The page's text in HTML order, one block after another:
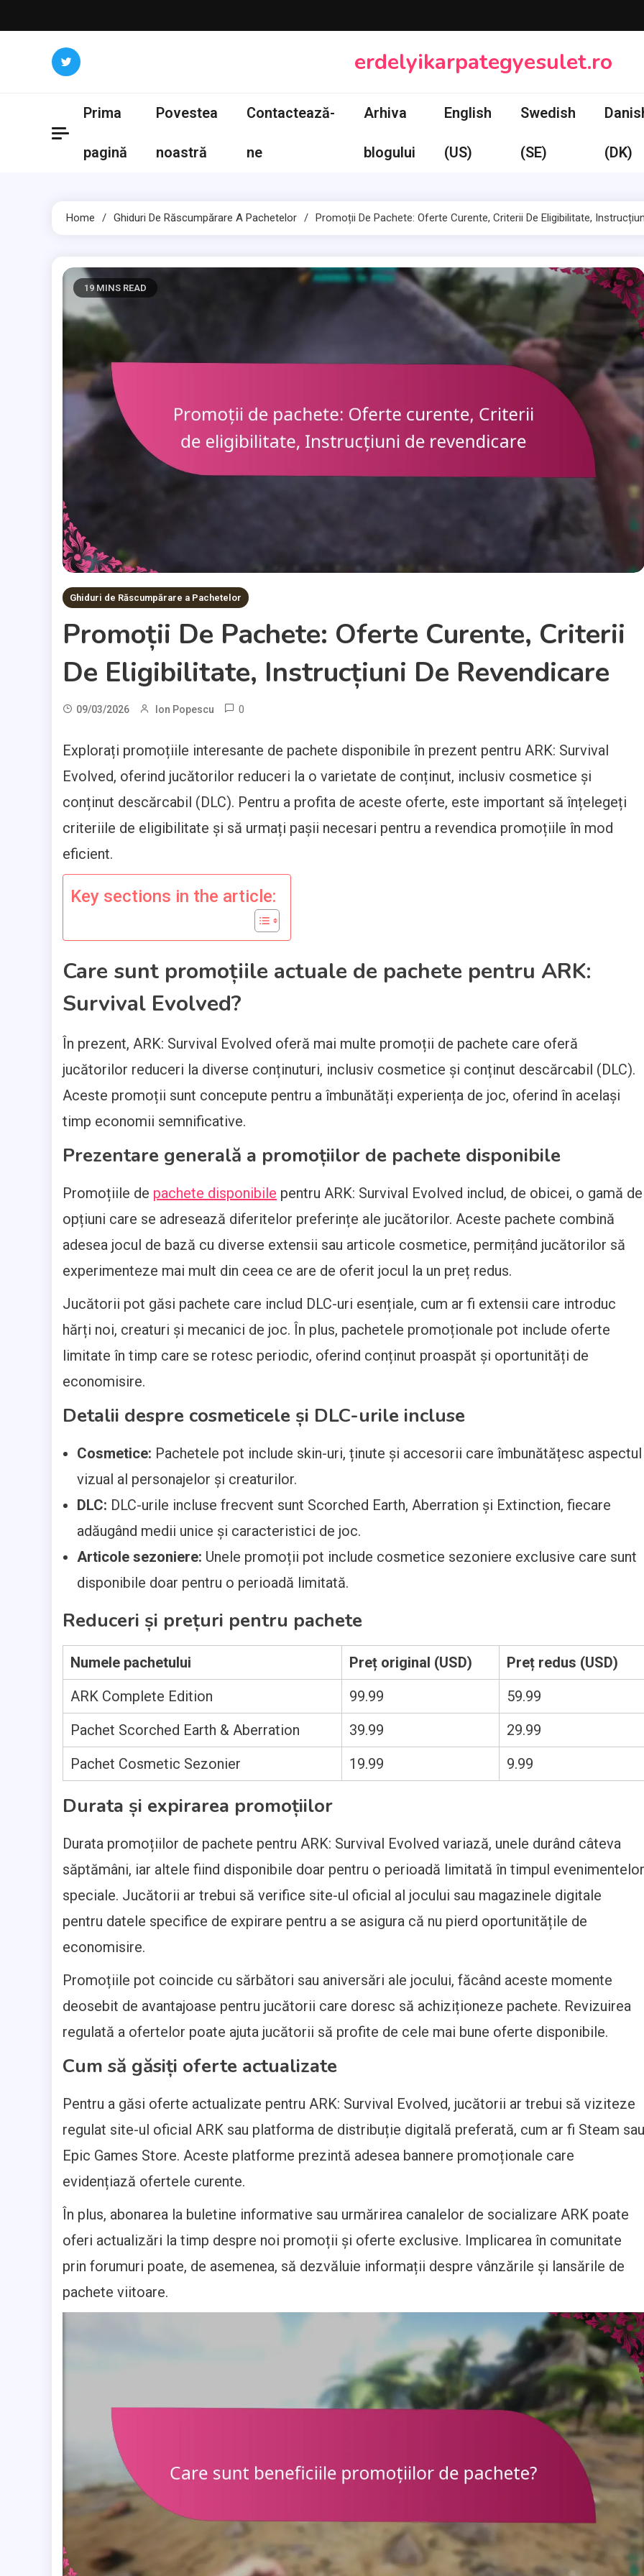
to
erdelyikarpategyesulet.ro
Prima
pagină
Povestea
noastră
Contactează-
ne
Arhiva
blogului
English
(US)
Swedish
(SE) (DK)
Home Ghiduri De Răscumpărare A Pachetelor Promoții De Pachete: Oferte Curente, Criterii De Eligibilitate,
19 MINS READ
Ghiduri de Răscumpărare a Pachetelor
Promoții De Pachete: Oferte Curente, Criterii
De Eligibilitate, Instrucțiuni De Revendicare
09/03/2026 Ion Popescu 0
Explorați promoțiile interesante de pachete disponibile în prezent pentru ARK: Survival
Evolved, oferind jucătorilor reduceri la o varietate de conținut, inclusiv cosmetice și
conținut descărcabil (DLC). Pentru a profita de aceste oferte, este important să înțelegeți
criteriile de eligibilitate și să urmați pașii necesari pentru a revendica promoțiile în mod
eficient.
Key sections in the article:
Care sunt promoțiile actuale de pachete pentru ARK:
Survival Evolved?
În prezent, ARK: Survival Evolved oferă mai multe promoții de pachete care oferă
jucătorilor reduceri la diverse conținuturi, inclusiv cosmetice și conținut descărcabil (DLC).
Aceste promoții sunt concepute pentru a îmbunătăți experiența de joc, oferind în același
timp economii semnificative.
Prezentare generală a promoțiilor de pachete disponibile
Promoțiile de pachete disponibile pentru ARK: Survival Evolved includ, de obicei, o gamă de
opțiuni care se adresează diferitelor preferințe ale jucătorilor. Aceste pachete combină
adesea jocul de bază cu diverse extensii sau articole cosmetice, permițând jucătorilor să
experimenteze mai mult din ceea ce are de oferit jocul la un preț redus.
Jucătorii pot găsi pachete care includ DLC-uri esențiale, cum ar fi extensii care introduc
hărți noi, creaturi și mecanici de joc. În plus, pachetele promoționale pot include oferte
limitate în timp care se rotesc periodic, oferind conținut proaspăt și oportunități de
economisire.
Detalii despre cosmeticele și DLC-urile incluse
Cosmetice: Pachetele pot include skin-uri, ținute și accesorii care îmbunătățesc aspectul
vizual al personajelor și creaturilor.
DLC: DLC-urile incluse frecvent sunt Scorched Earth, Aberration și Extinction, fiecare
adăugând medii unice și caracteristici de joc.
Articole sezoniere: Unele promoții pot include cosmetice sezoniere exclusive care sunt
disponibile doar pentru o perioadă limitată.
Reduceri și prețuri pentru pachete
Numele pachetului Preț original (USD)
Preț redus (USD)
ARK Complete Edition
99.99
59.99
Pachet Scorched Earth & Aberration
39.99
29.99
Pachet Cosmetic Sezonier
19.99 9.99
Durata și expirarea promoțiilor
Durata promoțiilor de pachete pentru ARK: Survival Evolved variază, unele durând câteva
săptămâni, iar altele fiind disponibile doar pentru o perioadă limitată în timpul evenimentelor
speciale. Jucătorii ar trebui să verifice site-ul oficial al jocului sau magazinele digitale
pentru datele specifice de expirare pentru a se asigura că nu pierd oportunitățile de
economisire.
Promoțiile pot coincide cu sărbători sau aniversări ale jocului, făcând aceste momente
deosebit de avantajoase pentru jucătorii care doresc să achiziționeze pachete. Revizuirea
regulată a ofertelor poate ajuta jucătorii să profite de cele mai bune oferte disponibile.
Cum să găsiți oferte actualizate
Pentru a găsi oferte actualizate pentru ARK: Survival Evolved, jucătorii ar trebui să viziteze
regulat site-ul oficial ARK sau platforma de distribuție digitală preferată, cum ar fi Steam sau
Epic Games Store. Aceste platforme prezintă adesea bannere promoționale care
evidențiază ofertele curente.
În plus, abonarea la buletine informative sau urmărirea canalelor de socializare ARK poate
oferi actualizări la timp despre noi promoții și oferte exclusive. Implicarea în comunitate
prin forumuri poate, de asemenea, să dezvăluie informații despre vânzările și lansările de
pachete viitoare.